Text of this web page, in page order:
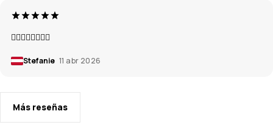
👍🏼👍🏼👍🏼👍🏼
Stefanie 11 abr 2026
Más reseñas